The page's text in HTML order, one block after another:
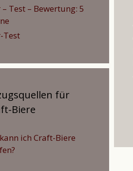
– Test – Bewertung: 5
Test
für
Biere
ich Craft-Biere